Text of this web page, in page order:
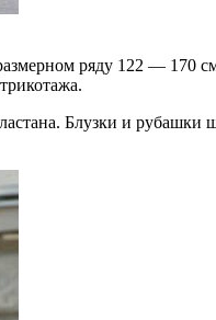
ряду 122 — 170
Блузки и рубашки